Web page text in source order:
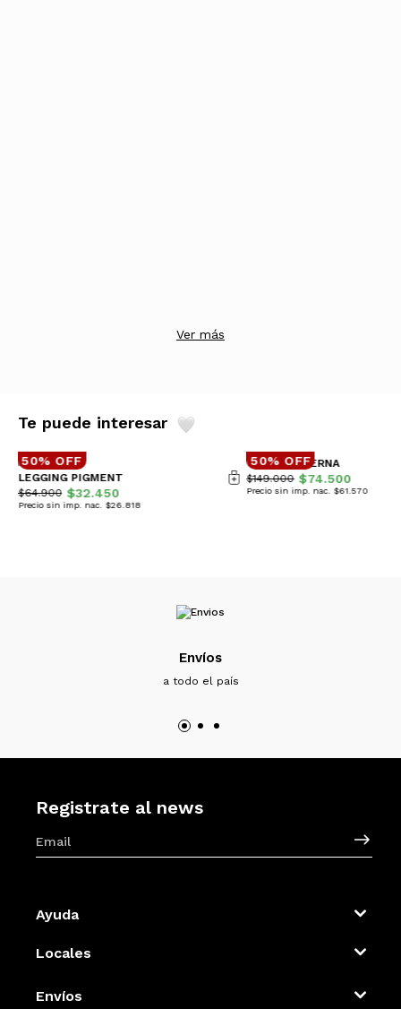
Ver más
Te puede interesar
50% OFF
LEGGING PIGMENT
$64.900 $32.450
Precio sin imp. nac. $26.818
50% OFF
CAMPERA BERNA
$149.000 $74.500
Precio sin imp. nac. $61.570
Envíos
a todo el país
Registrate al news
Ayuda
Locales
Envíos